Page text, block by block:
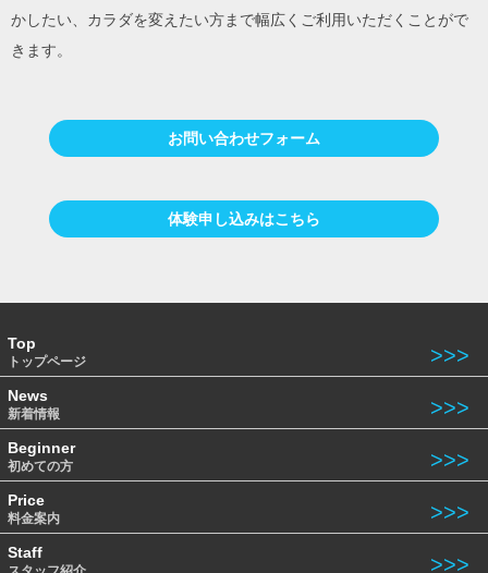
かしたい、カラダを変えたい方まで幅広くご利用いただくことがで
きます。
お問い合わせフォーム
体験申し込みはこちら
Top
トップページ
News
新着情報
Beginner
初めての方
Price
料金案内
Staff